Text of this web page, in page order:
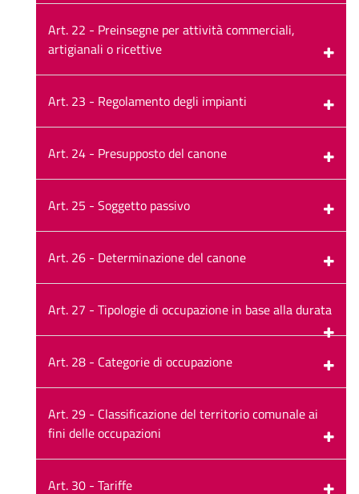
Art. 22 - Preinsegne per attività commerciali,
artigianali o ricettive
Art. 23 - Regolamento degli impianti
Art. 24 - Presupposto del canone
Art. 25 - Soggetto passivo
Art. 26 - Determinazione del canone
Art. 27 - Tipologie di occupazione in base alla durata
Art. 28 - Categorie di occupazione
Art. 29 - Classificazione del territorio comunale ai
fini delle occupazioni
Art. 30 - Tariffe